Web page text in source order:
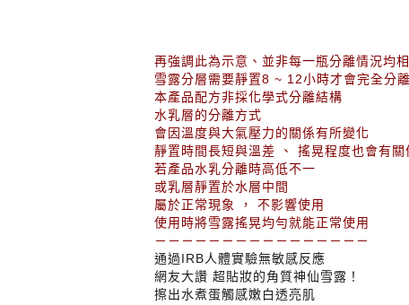
再強調此為示意、並非每一瓶分離情況均
雪露分層需要靜置8 ~ 12小時才會完全分離
本產品配方非採化學式分離結構
水乳層的分離方式
會因溫度與大氣壓力的關係有所變化
靜置時間長短與溫差 、 搖晃程度也會有關
若產品水乳分離時高低不一
或乳層靜置於水層中間
屬於正常現象 ， 不影響使用
使用時將雪露搖晃均勻就能正常使用
－－－－－－－－－－－－－－－－
通過IRB人體實驗無敏感反應
網友大讚 超貼妝的角質神仙雪露！
擦出水煮蛋觸感嫩白透亮肌